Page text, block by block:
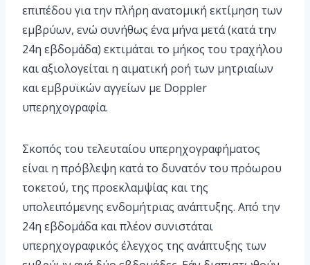
επιπέδου για την πλήρη ανατομική εκτίμηση των
εμβρύων, ενώ συνήθως ένα μήνα μετά (κατά την
24η εβδομάδα) εκτιμάται το μήκος του τραχήλου
και αξιολογείται η αιματική ροή των μητριαίων
και εμβρυϊκών αγγείων με Doppler
υπερηχογραφία.
Σκοπός του τελευταίου υπερηχογραφήματος
είναι η πρόβλεψη κατά το δυνατόν του πρόωρου
τοκετού, της προεκλαμψίας και της
υπολειπόμενης ενδομήτριας ανάπτυξης. Από την
24η εβδομάδα και πλέον συνιστάται
υπερηχογραφικός έλεγχος της ανάπτυξης των